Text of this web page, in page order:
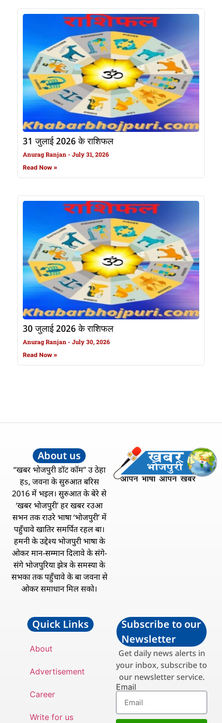
31 जुलाई 2026 के राशिफल
Anurag Ranjan July 31, 2026
Read Now »
30 जुलाई 2026 के राशिफल
Anurag Ranjan July 30, 2026
Read Now »
About us
“खबर भोजपुरी डॉट कॉम” उ ठेहा
हs, जवना के सुरुआत बरिस
2016 में भइल। सुरुआत के बेरे से
‘खबर भोजपुरी’ हर खबर रउआ
सभन तक राउरे भाषा ‘भोजपुरी’ में
पहुँचावे खातिर समर्पित रहल बा।
हमनी के उद्देश्य भोजपुरी भाषा के
ओकर मान-सम्मान दिलावे के संगे-
संगे भोजपुरिया झेत्र के समस्या के
सभका तक पहुँचावे के बा जवना से
ओकर समाधान मिल सको।
Quick Links
About
Advertisement
Career
Write for us
Subscribe to our
Newsletter
Get daily news alerts in
your inbox, subscribe to
our newsletter service.
Email